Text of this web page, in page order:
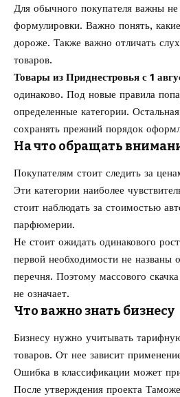
Для обычного покупателя важны
формулировки. Важно понять,
дороже. Также важно отличать
товаров.
Товары из Приднестровья с 1
одинаково. Под новые правила
определенные категории.
сохранять прежний порядок
На что обращать
Покупателям стоит следить за
Эти категории наиболее
стоит наблюдать за стоимостью
парфюмерии.
Не стоит ожидать одинакового
первой необходимости не названы
перечня. Поэтому массового
не означает.
Что важно знать бизнесу
Бизнесу нужно учитывать
товаров. От нее зависит
Ошибка в классификации может
После утверждения проекта